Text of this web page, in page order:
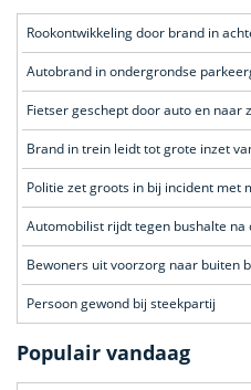
Rookontwikkeling door brand in
Autobrand in ondergrondse
Fietser geschept door auto en naar
Brand in trein leidt tot grote inzet
Politie zet groots in bij incident met
Automobilist rijdt tegen bushalte na
Persoon gewond bij steekpartij
Populair vandaag